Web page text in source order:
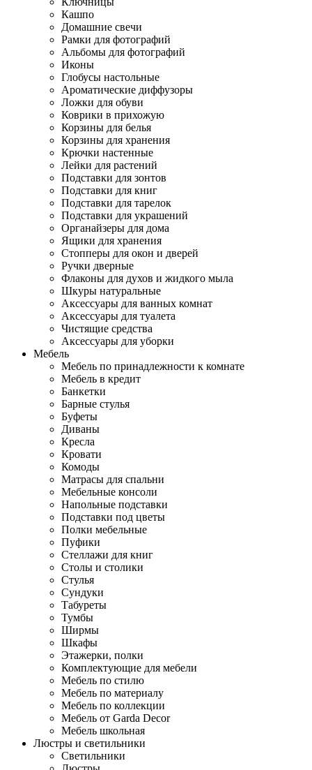
Кашпо
Домашние свечи
Рамки для фотографий
Альбомы для фотографий
Иконы
Глобусы настольные
Ароматические диффузоры
Ложки для обуви
Коврики в прихожую
Корзины для белья
Корзины для хранения
Крючки настенные
Лейки для растений
Подставки для зонтов
Подставки для книг
Подставки для тарелок
Подставки для украшений
Органайзеры для дома
Ящики для хранения
Стопперы для окон и дверей
Ручки дверные
Флаконы для духов и жидкого мыла
Шкуры натуральные
Аксессуары для ванных комнат
Аксессуары для туалета
Чистящие средства
Аксессуары для уборки
Мебель
Мебель по принадлежности к комнате
Мебель в кредит
Банкетки
Барные стулья
Буфеты
Диваны
Кресла
Кровати
Комоды
Матрасы для спальни
Мебельные консоли
Напольные подставки
Подставки под цветы
Полки мебельные
Пуфики
Стеллажи для книг
Столы и столики
Стулья
Сундуки
Табуреты
Тумбы
Ширмы
Шкафы
Этажерки, полки
Комплектующие для мебели
Мебель по стилю
Мебель по материалу
Мебель по коллекции
Мебель от Garda Decor
Мебель школьная
Люстры и светильники
Светильники